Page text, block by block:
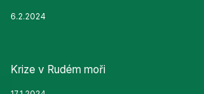
6.2.2024
Krize v Rudém moři